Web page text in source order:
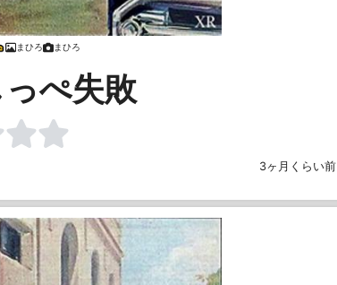
まひろ まひろ
ぺ失敗
3ヶ月くらい前